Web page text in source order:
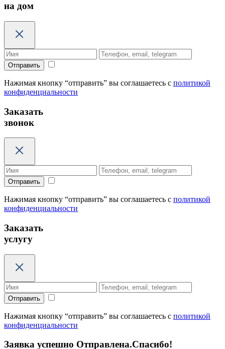
на дом
Отправить
Нажимая кнопку “отправить” вы соглашаетесь с политикой
конфиденциальности
Заказать
звонок
Отправить
Нажимая кнопку “отправить” вы соглашаетесь с политикой
конфиденциальности
Заказать
услугу
Отправить
Нажимая кнопку “отправить” вы соглашаетесь с политикой
конфиденциальности
Заявка успешно Отправлена.Спасибо!